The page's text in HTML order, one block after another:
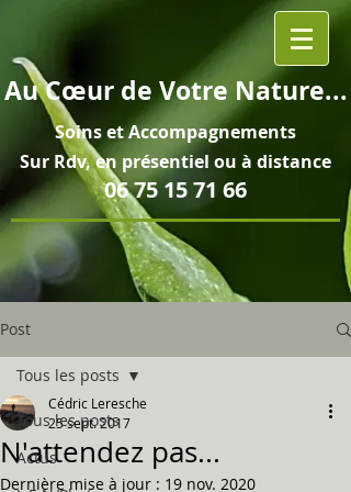
AuCœurde Votre Nature...
Soins etAccompagnements
Sur Rdv, en présentiel ou à distance
06 75 15 71 66
Post
Tous les posts
Actus
Tous les posts
N'attendez pas...
Cédric Leresche
25 sept. 2017
Dernière mise à jour : 19 nov. 2020